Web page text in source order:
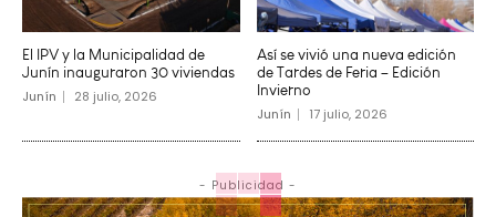
El IPV y la Municipalidad de
Junín inauguraron 30 viviendas
Junín 28 julio, 2026
Así se vivió una nueva edición
de Tardes de Feria – Edición
Invierno
Junín 17 julio, 2026
- Publicidad -